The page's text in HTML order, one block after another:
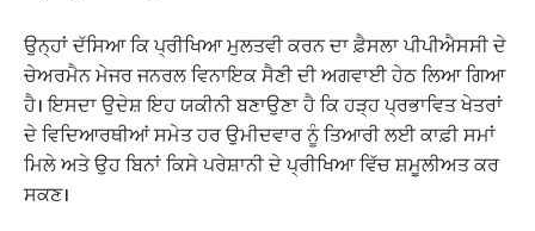
ਉਨ੍ਹਾਂ ਦੱਸਿਆ ਕਿ ਪ੍ਰੀਖਿਆ ਮੁਲਤਵੀ ਕਰਨ ਦਾ ਫ਼ੈਸਲਾ ਪੀਪੀਐਸਸੀ ਦੇ
ਚੇਅਰਮੈਨ ਮੇਜਰ ਜਨਰਲ ਵਿਨਾਇਕ ਸੈਣੀ ਦੀ ਅਗਵਾਈ ਹੇਠ ਲਿਆ ਗਿਆ
ਹੈ। ਇਸਦਾ ਉਦੇਸ਼ ਇਹ ਯਕੀਨੀ ਬਣਾਉਣਾ ਹੈ ਕਿ ਹੜ੍ਹ ਪ੍ਰਭਾਵਿਤ ਖੇਤਰਾਂ
ਦੇ ਵਿਦਿਆਰਥੀਆਂ ਸਮੇਤ ਹਰ ਉਮੀਦਵਾਰ ਨੂੰ ਤਿਆਰੀ ਲਈ ਕਾਫ਼ੀ ਸਮਾਂ
ਮਿਲੇ ਅਤੇ ਉਹ ਬਿਨਾਂ ਕਿਸੇ ਪਰੇਸ਼ਾਨੀ ਦੇ ਪ੍ਰੀਖਿਆ ਵਿੱਚ ਸ਼ਮੂਲੀਅਤ ਕਰ
ਸਕਣ।